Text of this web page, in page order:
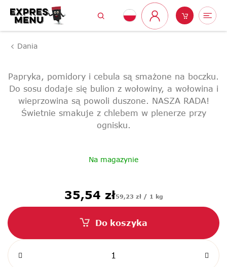
treści
Szukaj
Zaloguj
Koszyk
Dania
Papryka, pomidory i cebula są smażone na boczku.
Do sosu dodaje się bulion z wołowiny, a wołowina i
wieprzowina są powoli duszone. NASZA RADA!
Świetnie smakuje z chlebem w plenerze przy
ognisku.
Na magazynie
35,54 złjednostkowa:
59,23 zł / 1 kg
Do koszyka